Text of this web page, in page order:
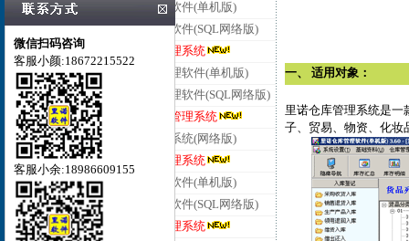
里诺仓库管理软件(单机版)
里诺仓库管理软件(SQL网络版)
里诺云仓库管理系统
里诺进销存管理软件(单机版)
里诺进销存管理软件(SQL网络版)
里诺云进销存管理系统
里诺客户管理系统(网络版)
里诺云客户管理系统
里诺合同管理软件(单机版)
里诺合同管理软件(SQL网络版)
里诺云合同管理系统
一、 适用对象：
里诺仓库管理系统是一
子、贸易、物资、化妆
微信扫码咨询
客服小颜:18672215522
客服小余:18986609155